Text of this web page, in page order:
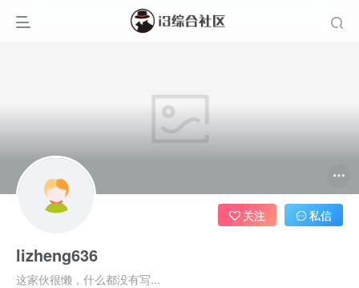
lizheng636
这家伙很懒，什么都没有写...
关注 私信